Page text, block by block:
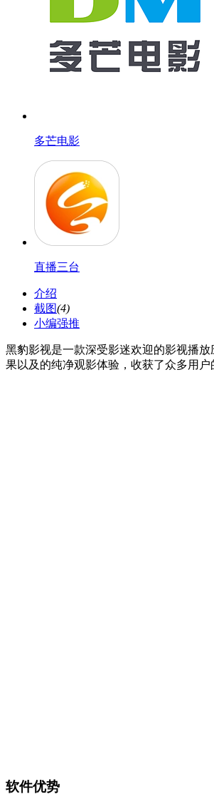
多芒电影
直播三台
介绍
截图(4)
小编强推
黑豹影视是一款深受影迷欢迎的影视播
果以及的纯净观影体验，收获了众多用
软件优势